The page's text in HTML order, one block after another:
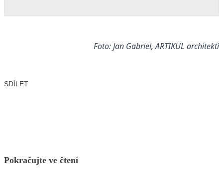
Foto: Jan Gabriel, ARTIKUL architekti
SDÍLET
Pokračujte ve čtení